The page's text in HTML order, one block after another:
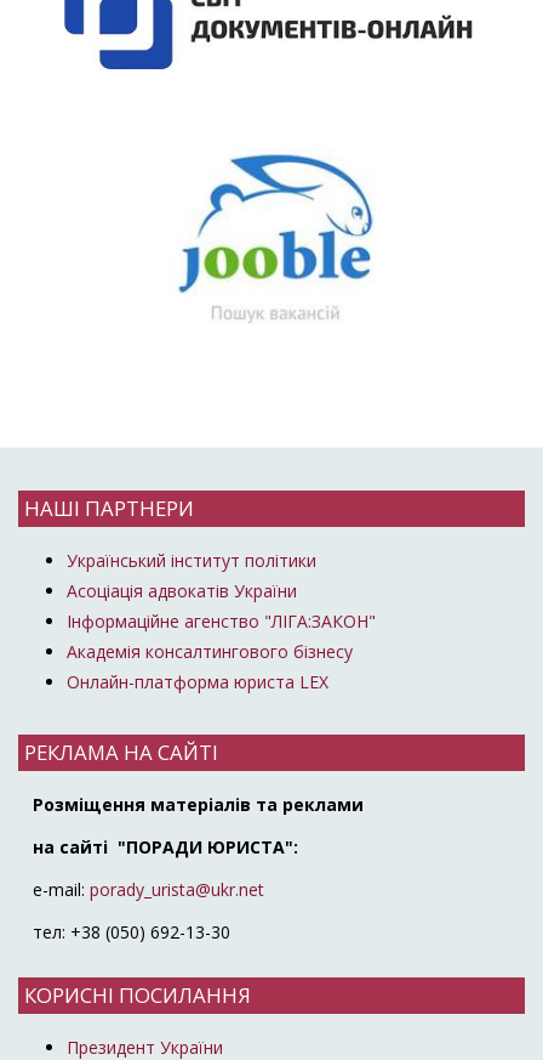
НАШІ ПАРТНЕРИ
Український інститут політики
Асоціація адвокатів України
Інформаційне агенство "ЛІГА:ЗАКОН"
Академія консалтингового бізнесу
Онлайн-платформа юриста LEX
РЕКЛАМА НА САЙТІ
Розміщення матеріалів та реклами
на сайті "ПОРАДИ ЮРИСТА":
e-mail: porady_urista@ukr.net
тел: +38 (050) 692-13-30
КОРИСНІ ПОСИЛАННЯ
Президент України